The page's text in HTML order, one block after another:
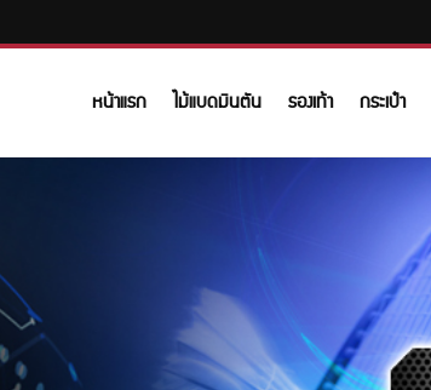
หน้าแรก ไม้แบดมินตัน รองเท้า กระเป๋า